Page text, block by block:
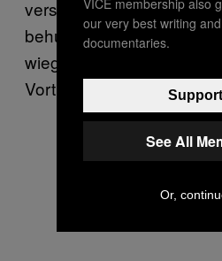
versuchte, etwas
behutsam versuchte, ihn
wiegelte er ab und
Vortrag.
our very best writing
documentaries.
See All
Or,